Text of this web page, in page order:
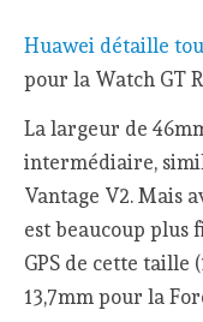
Huawei détaille
pour la Watch GT
La largeur de
intermédiaire,
Vantage V2. Mais
est beaucoup plus
GPS de cette taille
13,7mm pour la